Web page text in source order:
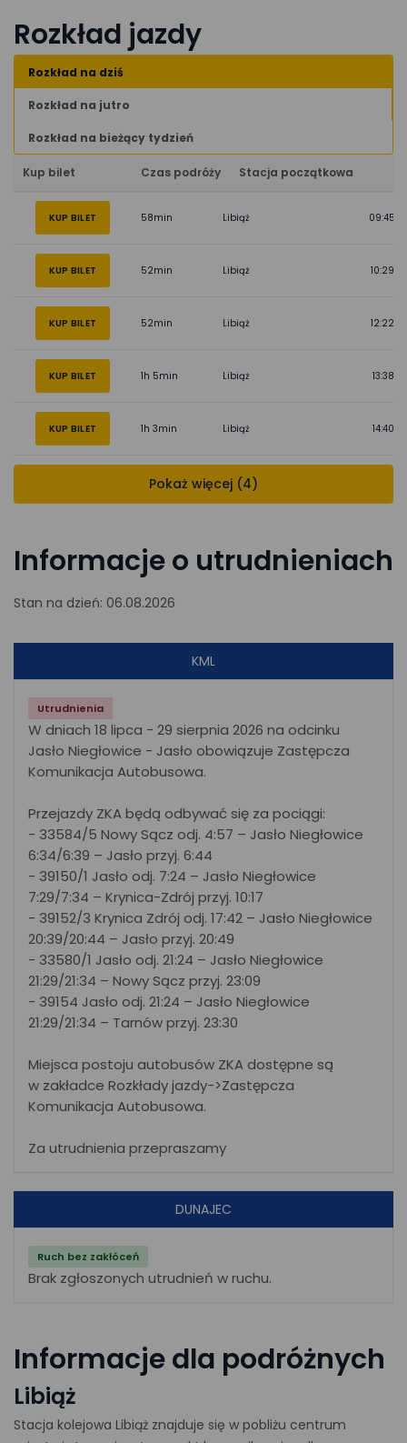
Rozkład jazdy
Rozkład na dziś
Rozkład na jutro
Rozkład na bieżący tydzień
Kup bilet Czas podróży Stacja początkowa
KUP BILET 58min Libiąż 09:45
KUP BILET 52min Libiąż 10:29
KUP BILET 52min Libiąż 12:22
KUP BILET 1h 5min Libiąż 13:38
KUP BILET 1h 3min Libiąż 14:40
Pokaż więcej (4)
Informacje o utrudnieniach
Stan na dzień: 06.08.2026
KML
Utrudnienia
W dniach 18 lipca - 29 sierpnia 2026 na odcinku
Jasło Niegłowice - Jasło obowiązuje Zastępcza
Komunikacja Autobusowa.
Przejazdy ZKA będą odbywać się za pociągi:
- 33584/5 Nowy Sącz odj. 4:57 – Jasło Niegłowice
6:34/6:39 – Jasło przyj. 6:44
- 39150/1 Jasło odj. 7:24 – Jasło Niegłowice
7:29/7:34 – Krynica-Zdrój przyj. 10:17
- 39152/3 Krynica Zdrój odj. 17:42 – Jasło Niegłowice
20:39/20:44 – Jasło przyj. 20:49
- 33580/1 Jasło odj. 21:24 – Jasło Niegłowice
21:29/21:34 – Nowy Sącz przyj. 23:09
- 39154 Jasło odj. 21:24 – Jasło Niegłowice
21:29/21:34 – Tarnów przyj. 23:30
Miejsca postoju autobusów ZKA dostępne są
w zakładce Rozkłady jazdy->Zastępcza
Komunikacja Autobusowa.
Za utrudnienia przepraszamy
DUNAJEC
Ruch bez zakłóceń
Brak zgłoszonych utrudnień w ruchu.
Informacje dla podróżnych
Libiąż
Stacja kolejowa Libiąż znajduje się w pobliżu centrum